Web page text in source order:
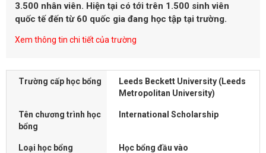
3.500 nhân viên. Hiện tại có tới trên 1.500 sinh viên
quốc tế đến từ 60 quốc gia đang học tập tại trường.
Xem thông tin chi tiết của trường
Trường cấp học bổng
Leeds Beckett University (Leeds
Metropolitan University)
Tên chương trình học
bổng
International Scholarship
Loại học bổng Học bổng đầu vào